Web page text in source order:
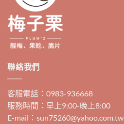
聯絡我們
客服電話：0983-936668
服務時間：早上9:00-晚上8:00
E-mail：sun75260@yahoo.com.tw